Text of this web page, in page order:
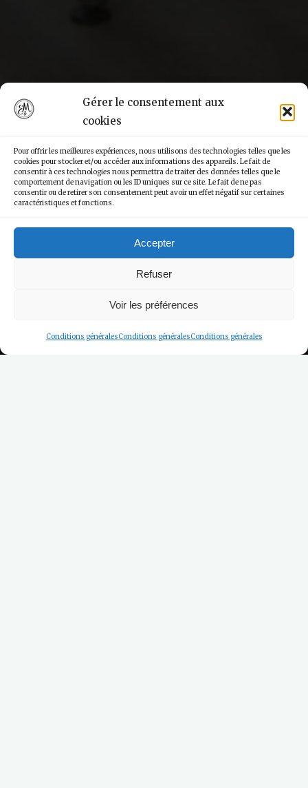
Gérer le consentement aux
cookies
Pour offrir les meilleures expériences, nous utilisons des technologies telles que les
cookies pour stocker et/ou accéder aux informations des appareils. Le fait de
consentir à ces technologies nous permettra de traiter des données telles que le
comportement de navigation ou les ID uniques sur ce site. Le fait de ne pas
consentir ou de retirer son consentement peut avoir un effet négatif sur certaines
caractéristiques et fonctions.
Accepter
Refuser
Voir les préférences
Conditions généralesConditions généralesConditions générales
Les Appartements & Maisons